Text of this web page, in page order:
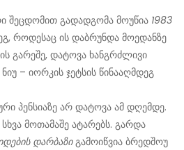
შეცდომით გადადგომა მოუწია 1983
როდესაც ის დაბრუნდა მოედანზე
გარეშე, დატოვა ხანგრძლივი
– იორკის ჯეტსის წინააღმდეგ
პენსიაზე არ დატოვა ამ დღემდე.
მოთამაშე ატარებს. გარდა
დარბაზიგამოიწვია ბრედშოუ